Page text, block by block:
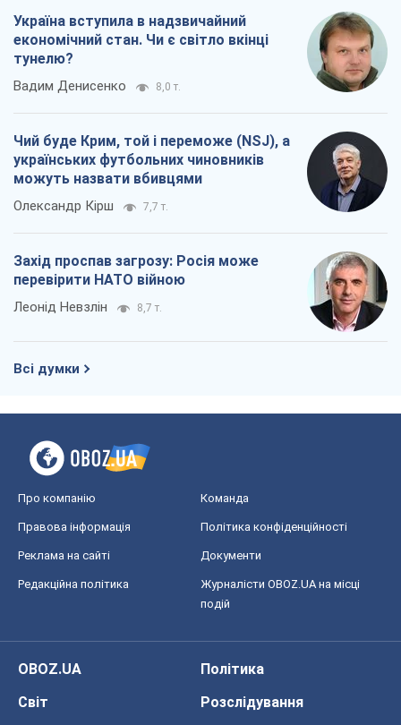
Україна вступила в надзвичайний
економічний стан. Чи є світло вкінці
тунелю?
Вадим Денисенко 8,0 т.
Чий буде Крим, той і переможе (NSJ), а
українських футбольних чиновників
можуть назвати вбивцями
Олександр Кірш 7,7 т.
Захід проспав загрозу: Росія може
перевірити НАТО війною
Леонід Невзлін 8,7 т.
Всі думки
Про компанію Команда
Правова інформація Політика конфіденційності
Реклама на сайті Документи
Редакційна політика
Журналісти OBOZ.UA на місці
подій
OBOZ.UA
Політика
Світ
Розслідування